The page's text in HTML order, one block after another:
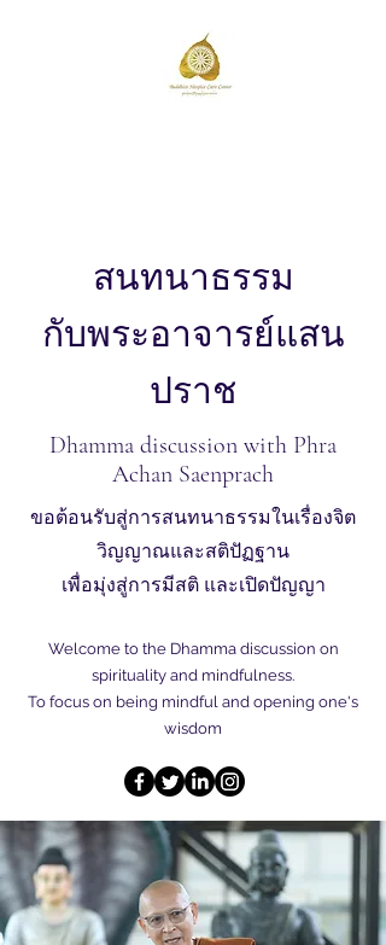
สนทนาธรรม
กับพระอาจารย์แสน
ปราช
Dhamma discussion with Phra
Achan Saenprach
ขอต้อนรับสู่การสนทนาธรรมในเรื่องจิต
วิญญาณและสติปัฏฐาน
เพื่อมุ่งสู่การมีสติ และเปิดปัญญา
Welcome to the Dhamma discussion on
spirituality and mindfulness.
To focus on being mindful and opening one's
wisdom